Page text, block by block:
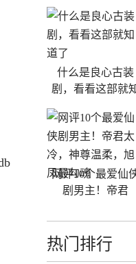
什么是良心古装
剧，看看这部就
网评10个最爱仙
剧男主！帝君
热门排行